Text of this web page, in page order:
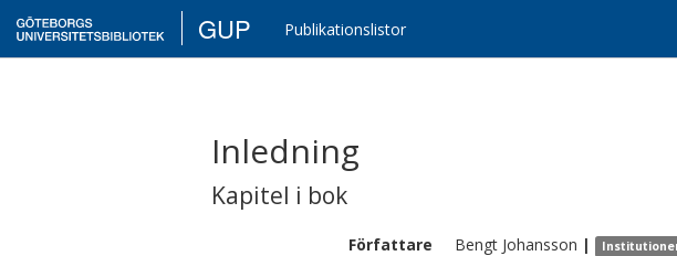
GUP Publikationslistor
Inledning
Kapitel i bok
Författare Bengt Johansson |